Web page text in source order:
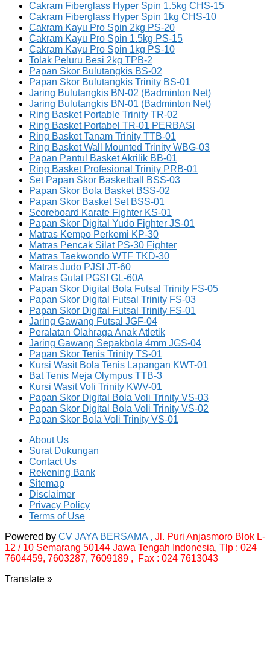
Cakram Fiberglass Hyper Spin 1.5kg CHS-15
Cakram Fiberglass Hyper Spin 1kg CHS-10
Cakram Kayu Pro Spin 2kg PS-20
Cakram Kayu Pro Spin 1.5kg PS-15
Cakram Kayu Pro Spin 1kg PS-10
Tolak Peluru Besi 2kg TPB-2
Papan Skor Bulutangkis BS-02
Papan Skor Bulutangkis Trinity BS-01
Jaring Bulutangkis BN-02 (Badminton Net)
Jaring Bulutangkis BN-01 (Badminton Net)
Ring Basket Portable Trinity TR-02
Ring Basket Portabel TR-01 PERBASI
Ring Basket Tanam Trinity TTB-01
Ring Basket Wall Mounted Trinity WBG-03
Papan Pantul Basket Akrilik BB-01
Ring Basket Profesional Trinity PRB-01
Set Papan Skor Basketball BSS-03
Papan Skor Bola Basket BSS-02
Papan Skor Basket Set BSS-01
Scoreboard Karate Fighter KS-01
Papan Skor Digital Yudo Fighter JS-01
Matras Kempo Perkemi KP-30
Matras Pencak Silat PS-30 Fighter
Matras Taekwondo WTF TKD-30
Matras Judo PJSI JT-60
Matras Gulat PGSI GL-60A
Papan Skor Digital Bola Futsal Trinity FS-05
Papan Skor Digital Futsal Trinity FS-03
Papan Skor Digital Futsal Trinity FS-01
Jaring Gawang Futsal JGF-04
Peralatan Olahraga Anak Atletik
Jaring Gawang Sepakbola 4mm JGS-04
Papan Skor Tenis Trinity TS-01
Kursi Wasit Bola Tenis Lapangan KWT-01
Bat Tenis Meja Olympus TTB-3
Kursi Wasit Voli Trinity KWV-01
Papan Skor Digital Bola Voli Trinity VS-03
Papan Skor Digital Bola Voli Trinity VS-02
Papan Skor Bola Voli Trinity VS-01
About Us
Surat Dukungan
Contact Us
Rekening Bank
Sitemap
Disclaimer
Privacy Policy
Terms of Use
Powered by CV JAYA BERSAMA , Jl. Puri Anjasmoro Blok L-
12 / 10 Semarang 50144 Jawa Tengah Indonesia, Tlp : 024
7604459, 7603287, 7609189 , Fax : 024 7613043
Translate »